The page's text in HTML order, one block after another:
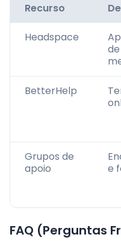
Recurso
Headspace
de
BetterHelp
Grupos de
apoio
e
FAQ (Perguntas